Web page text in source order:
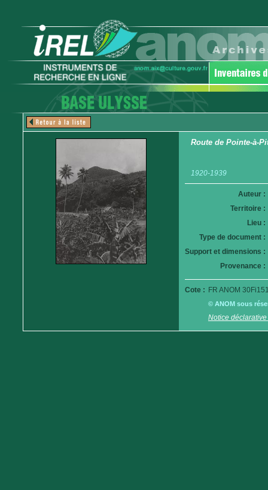
Route de Pointe-à-
1920-1939
Auteur :
Territoire :
Lieu :
Type de document :
Support et dimensions :
Provenance :
Cote : FR ANOM
© ANOM sous
Notice